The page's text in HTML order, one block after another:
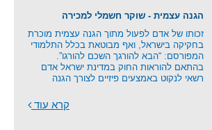
הגנה עצמית - שוקר חשמלי למכירה
זכותו של אדם לפעול מתוך הגנה עצמית מוכרת
בחקיקה בישראל, ואף מבוטאת בכלל התלמודי
המפורסם: “הבא להורגך השכם להורגו”.
בהתאם להוראות החוק במדינת ישראל אדם
רשאי לנקוט באמצעים פיזיים לצורך הגנה
קרא עוד